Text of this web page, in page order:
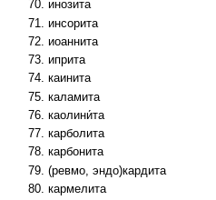
инозита
инсорита
иоаннита
иприта
каинита
каламита
каолини́та
карболита
карбонита
(ревмо, эндо)кардита
кармелита